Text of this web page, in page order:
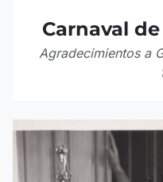
Carnaval
Agradecimientos a